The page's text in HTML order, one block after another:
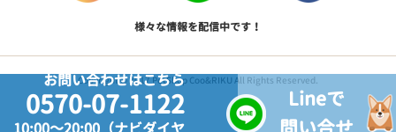
お問い合わせはこちら
0570-07-1122
10:00～20:00（ナビダイヤ
Lineで
様々な情報を配信中です！
Copyright © 2017 PetShop Coo&RIKU All Rights Reserved.